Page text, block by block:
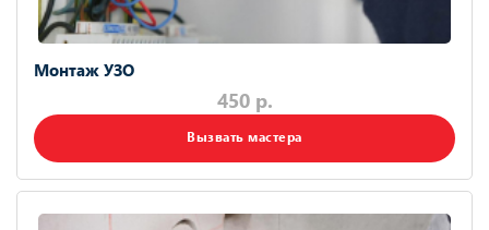
Монтаж УЗО
450 р.
Вызвать мастера